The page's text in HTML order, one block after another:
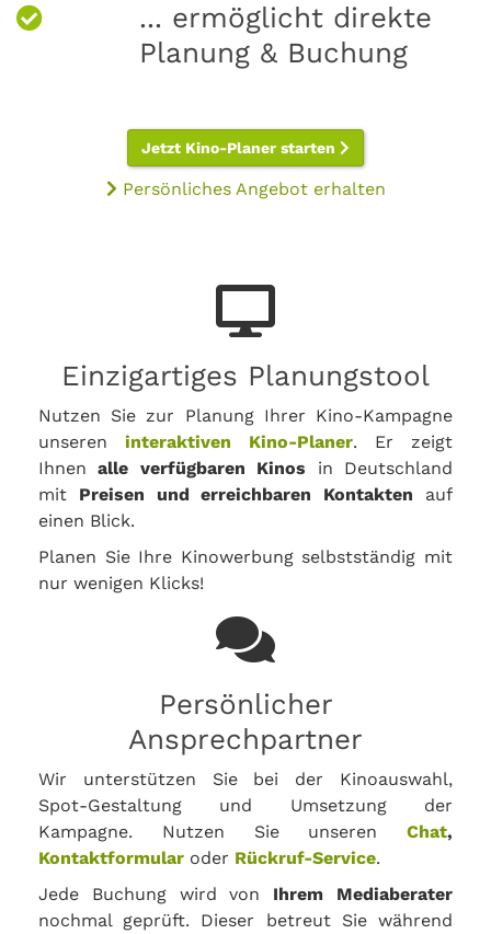
... ermöglicht direkte
Planung & Buchung
Jetzt Kino-Planer starten
Persönliches Angebot erhalten
Einzigartiges Planungstool
Nutzen Sie zur Planung Ihrer Kino-Kampagne
unseren interaktiven Kino-Planer. Er zeigt
Ihnenalle verfügbaren Kinos in Deutschland
mit Preisen und erreichbaren Kontakten auf
einen Blick.
Planen Sie Ihre Kinowerbung selbstständig mit
nur wenigen Klicks!
Persönlicher
Ansprechpartner
Wir unterstützen Sie bei der Kinoauswahl,
Spot-Gestaltung und Umsetzung der
Kampagne. Nutzen Sie unseren Chat,
Kontaktformular oder Rückruf-Service.
Jede Buchung wird von Ihrem Mediaberater
nochmal geprüft. Dieser betreut Sie während